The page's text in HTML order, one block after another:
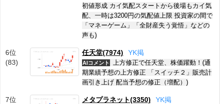
初値形成 カイ気配スタートから後場もカイ気
配、一時は3200円の気配値上限 投資家の間で
「マネーゲーム」「全財産失う覚悟」などの
声も)
6位
(83)
任天堂(7974) YK掲
AIコメント
上方修正で任天堂、株価躍動！(通
期業績予想の上方修正 「スイッチ２」販売計
画引き上げ 配当予想の修正（増配）)
7位
メタプラネット(3350) YK掲